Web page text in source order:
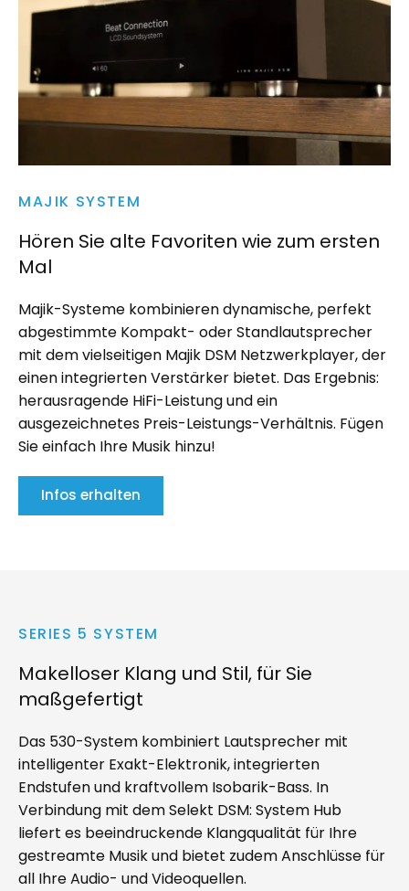
MAJIK SYSTEM
Hören Sie alte Favoriten wie zum ersten
Mal
Majik-Systeme kombinieren dynamische, perfekt
abgestimmte Kompakt- oder Standlautsprecher
mit dem vielseitigen Majik DSM Netzwerkplayer, der
einen integrierten Verstärker bietet. Das Ergebnis:
herausragende HiFi-Leistung und ein
ausgezeichnetes Preis-Leistungs-Verhältnis. Fügen
Sie einfach Ihre Musik hinzu!
Infos erhalten
SERIES 5 SYSTEM
Makelloser Klang und Stil, für Sie
maßgefertigt
Das 530-System kombiniert Lautsprecher mit
intelligenter Exakt-Elektronik, integrierten
Endstufen und kraftvollem Isobarik-Bass. In
Verbindung mit dem Selekt DSM: System Hub
liefert es beeindruckende Klangqualität für Ihre
gestreamte Musik und bietet zudem Anschlüsse für
all Ihre Audio- und Videoquellen.